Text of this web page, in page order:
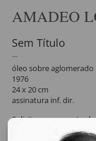
AMADEO
Sem Título
óleo sobre aglomerado
1976
24 x 20 cm
assinatura inf. dir.
Solicite o orçamento
confirmar o pedido de